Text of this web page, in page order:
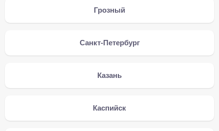
Грозный
Санкт-Петербург
Казань
Каспийск